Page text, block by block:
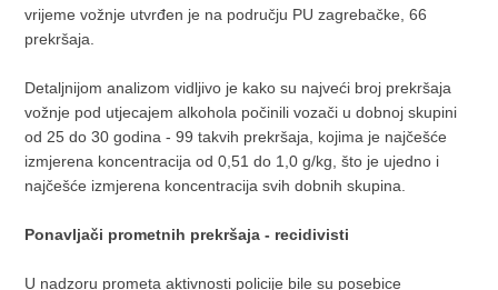
vrijeme vožnje utvrđen je na području PU zagrebačke, 66
prekršaja.
Detaljnijom analizom vidljivo je kako su najveći broj prekršaja
vožnje pod utjecajem alkohola počinili vozači u dobnoj skupini
od 25 do 30 godina - 99 takvih prekršaja, kojima je najčešće
izmjerena koncentracija od 0,51 do 1,0 g/kg, što je ujedno i
najčešće izmjerena koncentracija svih dobnih skupina.
Ponavljači prometnih prekršaja - recidivisti
U nadzoru prometa aktivnosti policije bile su posebice